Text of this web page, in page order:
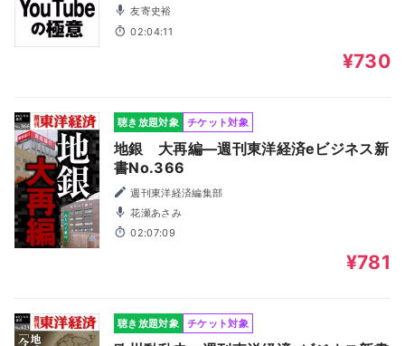
友寄史裕
02:04:11
¥730
聴き放題対象 チケット対象
地銀 大再編―週刊東洋経済eビジネス新
書No.366
週刊東洋経済編集部
花瀬あさみ
02:07:09
¥781
聴き放題対象 チケット対象